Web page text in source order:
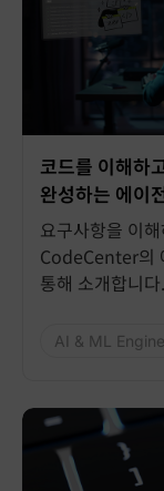
코드를 이해하
완성하는 에이
요구사항을 이
CodeCenter의
통해 소개합니다.
AI & ML